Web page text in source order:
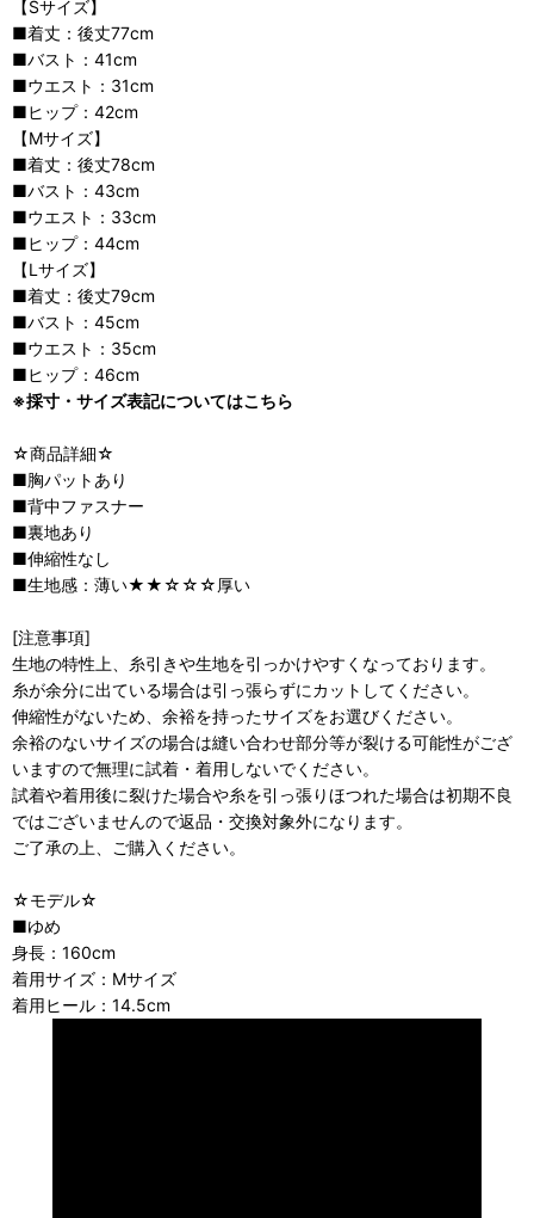
【Sサイズ】
■着丈：後丈77cm
■バスト：41cm
■ウエスト：31cm
■ヒップ：42cm
【Mサイズ】
■着丈：後丈78cm
■バスト：43cm
■ウエスト：33cm
■ヒップ：44cm
【Lサイズ】
■着丈：後丈79cm
■バスト：45cm
■ウエスト：35cm
■ヒップ：46cm
※採寸・サイズ表記についてはこちら
☆商品詳細☆
■胸パットあり
■背中ファスナー
■裏地あり
■伸縮性なし
■生地感：薄い★★☆☆☆厚い
[注意事項]
生地の特性上、糸引きや生地を引っかけやすくなっております。
糸が余分に出ている場合は引っ張らずにカットしてください。
伸縮性がないため、余裕を持ったサイズをお選びください。
余裕のないサイズの場合は縫い合わせ部分等が裂ける可能性がござ
いますので無理に試着・着用しないでください。
試着や着用後に裂けた場合や糸を引っ張りほつれた場合は初期不良
ではございませんので返品・交換対象外になります。
ご了承の上、ご購入ください。
☆モデル☆
■ゆめ
身長：160cm
着用サイズ：Mサイズ
着用ヒール：14.5cm